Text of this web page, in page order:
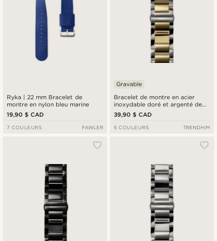
Ryka | 22 mm Bracelet de
montre en nylon bleu marine
19,90 $ CAD
7 COULEURS FAWLER
Bracelet de montre en acier
inoxydable doré et argenté de
24 mm - Fixation rapide
Gravable
39,90 $ CAD
5 COULEURS TRENDHIM